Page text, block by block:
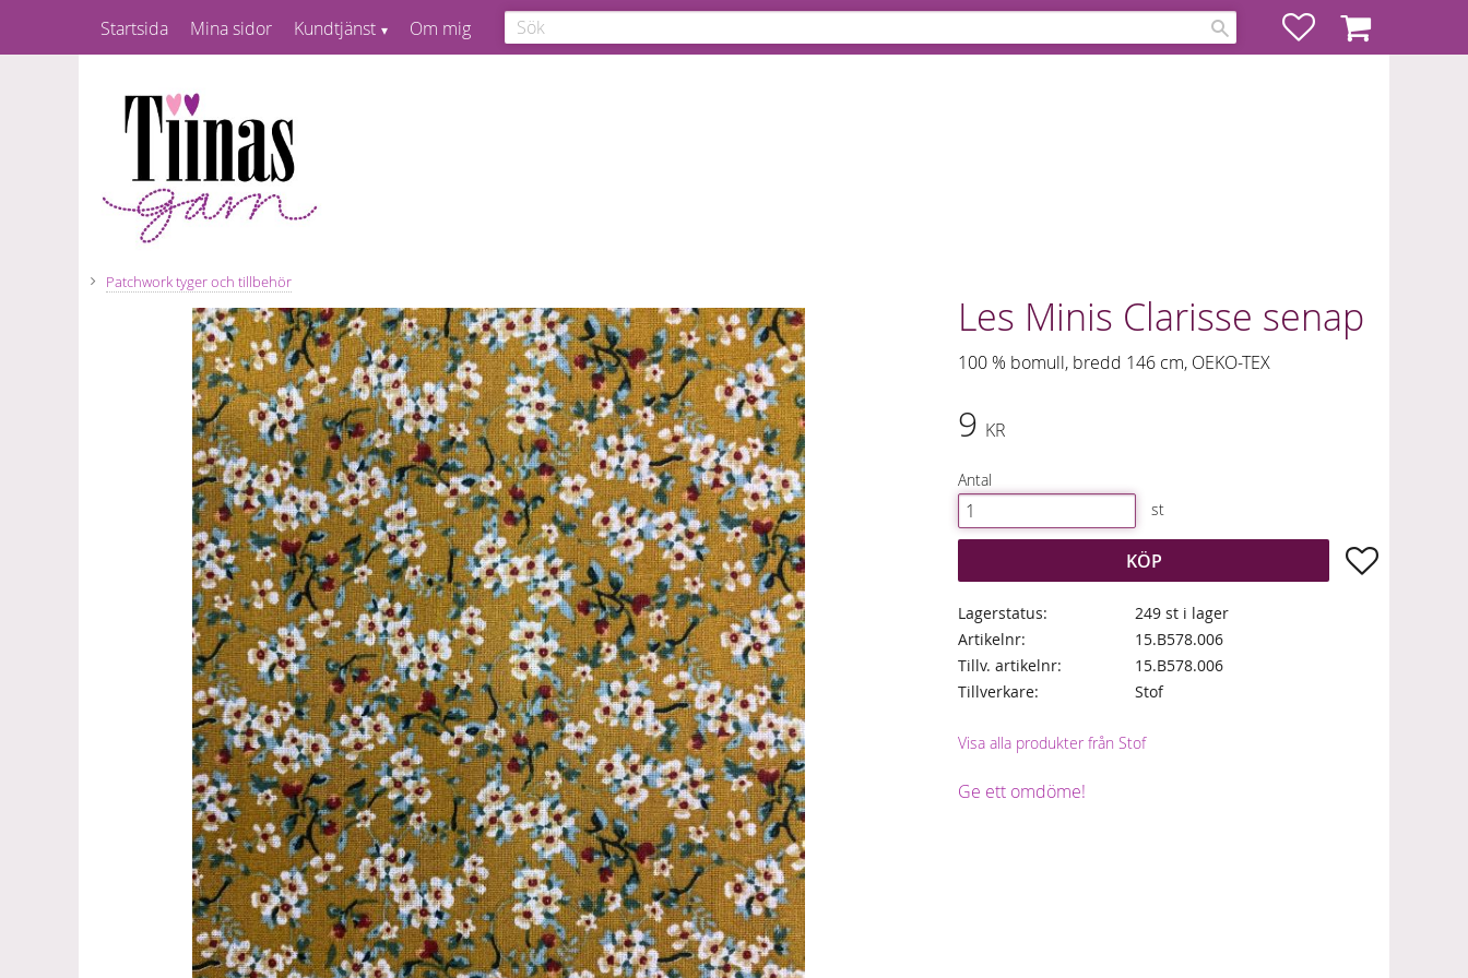
FavoriterKundvagn
Startsida Mina sidor Kundtjänst Om mig
Patchwork tyger och tillbehör
Les Minis Clarisse senap
100 % bomull, bredd 146 cm, OEKO-TEX
9 KR
Antal
st
KÖP Lägg till i
Lagerstatus
249 st i lager
Artikelnr
15.B578.006
Tillv. artikelnr
15.B578.006
Tillverkare
Stof
Visa alla produkter från Stof
Ge ett omdöme!